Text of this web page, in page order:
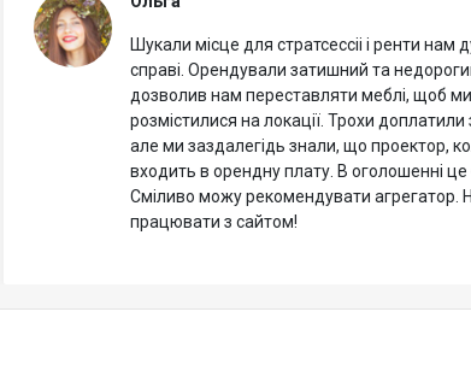
Шукали місце для стратсессіі і ренти нам
справі. Орендували затишний та
дозволив нам переставляти меблі, щоб
розмістилися на локації. Трохи доплатили
але ми заздалегідь знали, що проектор,
входить в орендну плату. В оголошенні
Сміливо можу рекомендувати агрегатор.
працювати з сайтом!